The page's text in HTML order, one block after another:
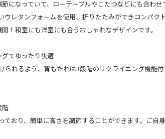
になっていて、ローテーブルやこたつなどにも合わせ
ウレタンフォームを使用、折りたたみができコンパクト
！和室にも洋室にも合うおしゃれなデザインです。
てゆったり快適
られるよう、背もたれは3段階のリクライニング機能
階
ており、簡単に高さを調節することができます。ご自